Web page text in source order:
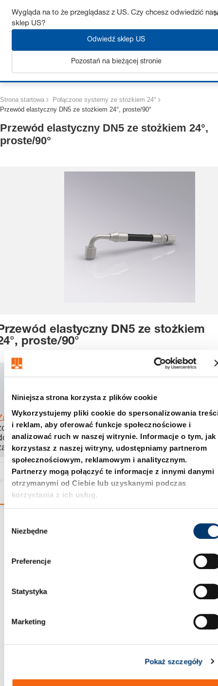
Niniejsza strona korzysta z plików cookie
Wykorzystujemy pliki cookie do spersonalizowania
i reklam, aby oferować funkcje społecznościowe i
analizować ruch w naszej witrynie. Informacje o tym, jak
korzystasz z naszej witryny, udostępniamy partnerom
społecznościowym, reklamowym i analitycznym.
Partnerzy mogą połączyć te informacje z innymi danymi
otrzymanymi od Ciebie lub uzyskanymi podczas
korzystania z ich usług.
Niezbędne
Preferencje
Statystyka
Marketing
Pokaż szczegóły
Uzyskaj do 7% zniżki – kliknij tutaj, aby dowiedzieć się więcej
Strona startowa
Połączone systemy ze stożkiem 24°
Przewód elastyczny DN5 ze stożkiem 24°, proste/90°
Przewód elastyczny DN5 ze stożkiem 24°,
proste/90°
elastyczny DN5 ze stożkiem
proste/90°
CAD
Download
się, aby
cenę,
i
produkt.
Warianty Szczegóły
Asystent wyboru
Wygląda na to że przeglądasz z US. Czy chcesz odwiedzić
sklep US?
Odwiedź sklep US
Pozostań na bieżącej stronie